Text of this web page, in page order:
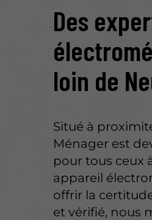
Des
loin de
Situé à
Ménager est
pour tous ceux
appareil
offrir la
et vérifié, nous